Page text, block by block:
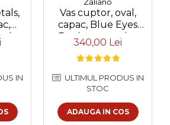
x
IN
Vas cuptor, oval,
capac, Blue Eyes
Festive, ceramica
smaltuita, pictata
manual, 21,5 x 26,0
340,00 Lei
ULTIMUL PRODUS IN
STOC
ADAUGA IN COS